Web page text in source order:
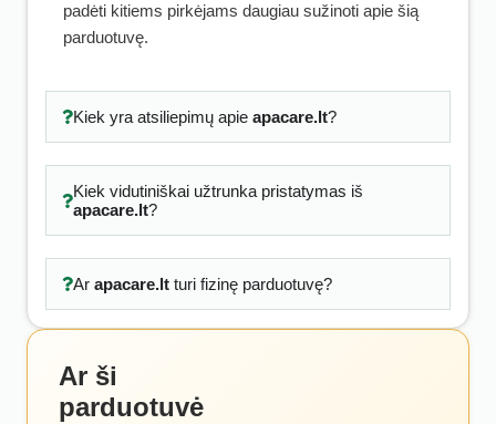
padėti kitiems pirkėjams daugiau sužinoti apie šią
parduotuvę.
Kiek yra atsiliepimų apie apacare.lt?
Kiek vidutiniškai užtrunka pristatymas iš
apacare.lt?
Ar apacare.ltturi fizinę parduotuvę?
Ar ši
parduotuvė